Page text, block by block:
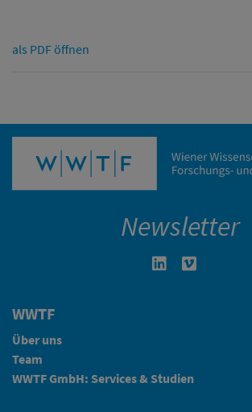
als PDF öffnen
Newsletter
Linkedin in
WWTF
Über uns
Team
WWTF GmbH: Services & Studien